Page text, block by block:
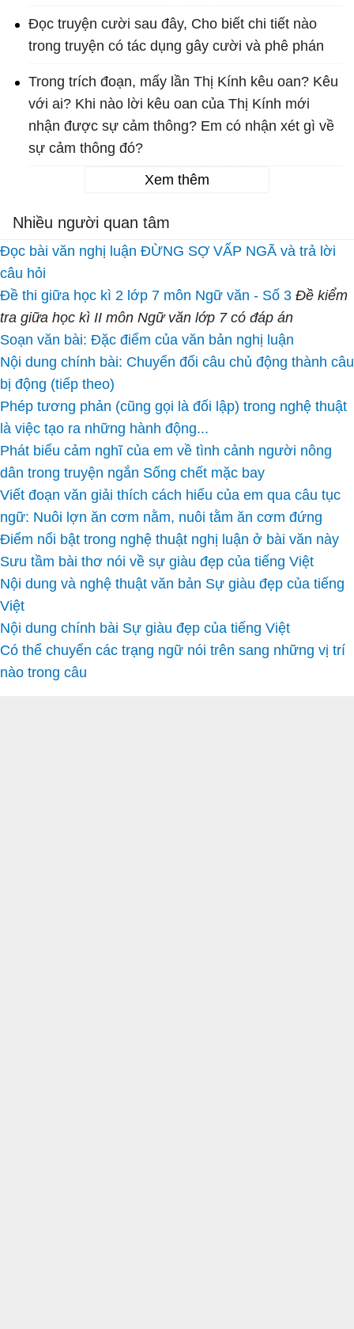
Đọc truyện cười sau đây, Cho biết chi tiết nào
trong truyện có tác dụng gây cười và phê phán
Trong trích đoạn, mấy lần Thị Kính kêu oan? Kêu
với ai? Khi nào lời kêu oan của Thị Kính mới
nhận được sự cảm thông? Em có nhận xét gì về
sự cảm thông đó?
Xem thêm
Nhiều người quan tâm
Đọc bài văn nghị luận ĐỪNG SỢ VẤP NGÃ và trả lời
câu hỏi
Đề thi giữa học kì 2 lớp 7 môn Ngữ văn - Số 3 Đề kiểm
tra giữa học kì II môn Ngữ văn lớp 7 có đáp án
Soạn văn bài: Đặc điểm của văn bản nghị luận
Nội dung chính bài: Chuyển đổi câu chủ động thành câu
bị động (tiếp theo)
Phép tương phản (cũng gọi là đối lập) trong nghệ thuật
là việc tạo ra những hành động...
Phát biểu cảm nghĩ của em về tình cảnh người nông
dân trong truyện ngắn Sống chết mặc bay
Viết đoạn văn giải thích cách hiểu của em qua câu tục
ngữ: Nuôi lợn ăn cơm nằm, nuôi tằm ăn cơm đứng
Điểm nổi bật trong nghệ thuật nghị luận ở bài văn này
Sưu tầm bài thơ nói về sự giàu đẹp của tiếng Việt
Nội dung và nghệ thuật văn bản Sự giàu đẹp của tiếng
Việt
Nội dung chính bài Sự giàu đẹp của tiếng Việt
Có thể chuyển các trạng ngữ nói trên sang những vị trí
nào trong câu